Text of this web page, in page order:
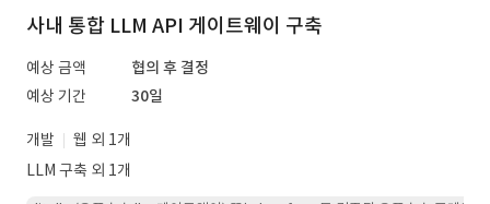
사내 통합 LLM API 게이트웨이 구축
예상 금액
협의 후 결정
예상 기간
30일
개발
웹 외 1개
LLM 구축 외 1개